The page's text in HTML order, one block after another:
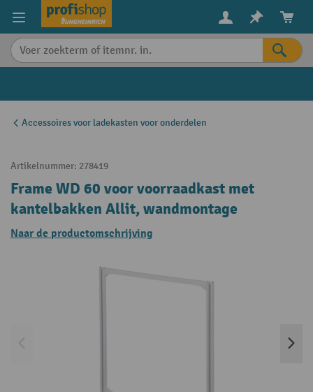
content
Accessoires voor ladekasten voor onderdelen
Artikelnummer: 278419
Frame WD 60 voor voorraadkast met
kantelbakken Allit, wandmontage
Naar de productomschrijving